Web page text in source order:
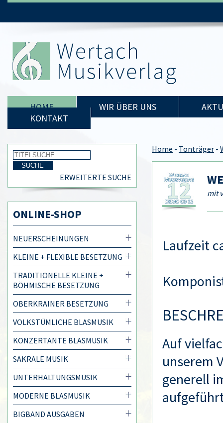
HOME WIR ÜBER UNS
KONTAKT
ERWEITERTE SUCHE
ONLINE-SHOP
NEUERSCHEINUNGEN
KLEINE + FLEXIBLE BESETZUNG
TRADITIONELLE KLEINE +
BÖHMISCHE BESETZUNG
OBERKRAINER BESETZUNG
VOLKSTÜMLICHE BLASMUSIK
KONZERTANTE BLASMUSIK
SAKRALE MUSIK
UNTERHALTUNGSMUSIK
MODERNE BLASMUSIK
BIGBAND AUSGABEN
Home - Tonträger -
mit
Laufzeit
Auf
unserem
generell